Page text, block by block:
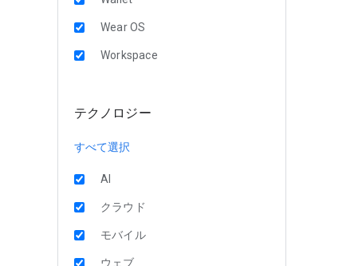
Wear OS
Workspace
テクノロジー
すべて選択
AI
クラウド
モバイル
ウェブ